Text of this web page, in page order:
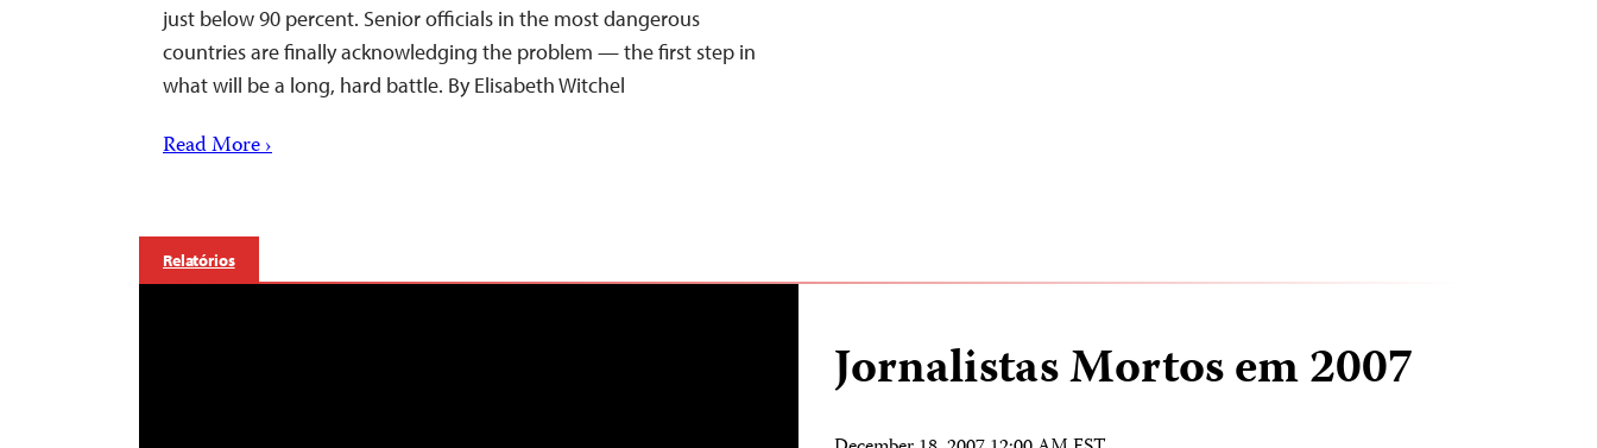
just below 90 percent. Senior officials in the most dangerous
countries are finally acknowledging the problem — the first step in
what will be a long, hard battle. By Elisabeth Witchel
Read More ›
Relatórios
Jornalistas Mortos em 2007